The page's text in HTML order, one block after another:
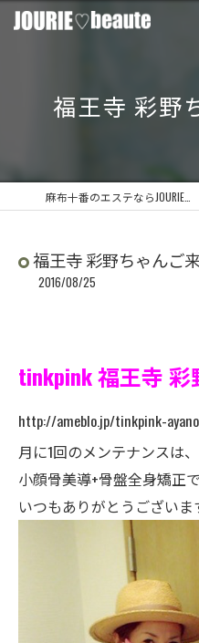
福王寺 彩野
福王寺 彩野ちゃんご
2016/08/25
tinkpink 福王寺
http://ameblo.jp/tinkpink-
月に1回のメンテナンスは、
小顔骨美導+骨盤全身矯正
いつもありがとうござい